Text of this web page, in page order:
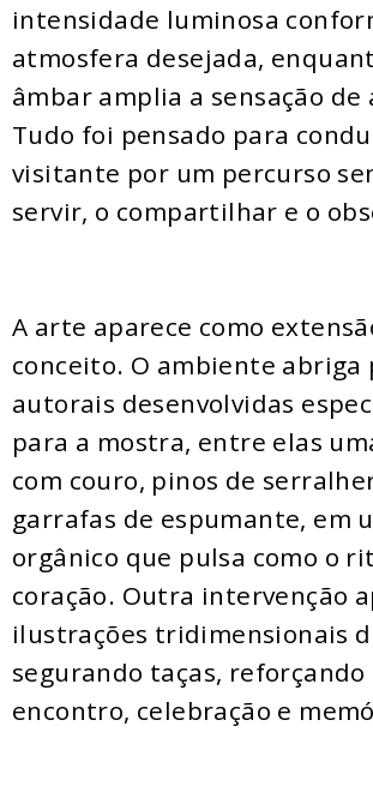
intensidade luminosa
atmosfera desejada,
âmbar amplia a sensação de
Tudo foi pensado para
visitante por um percurso
servir, o compartilhar e o
A arte aparece como
conceito. O ambiente abriga
autorais desenvolvidas
para a mostra, entre elas
com couro, pinos de
garrafas de espumante, em
orgânico que pulsa como o
coração. Outra intervenção
ilustrações tridimensionais
segurando taças, reforçando
encontro, celebração e